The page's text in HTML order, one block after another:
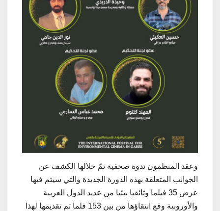
وعقد المنظمون ندوة صحفية تمّ خلالها الكشف عن
الجوانب المتعلقة بهذه الدورة الجديدة والتي سيتم فيها
عرض 35 فيلما وثائقيا بيئيا من عديد الدول العربية
والأوروبية وقع انتقاؤها من بين 153 فلما تم تقديمها لهذا